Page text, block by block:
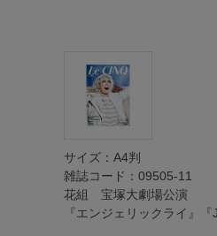
サイズ：A4判
雑誌コード：09505-11
花組 宝塚大劇場公演
『エンジェリックライ』